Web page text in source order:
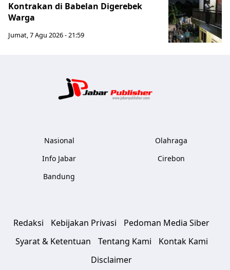
Kontrakan di Babelan Digerebek
Warga
Jumat, 7 Agu 2026 - 21:59
Nasional
Info Jabar
Bandung
Olahraga
Cirebon
Redaksi Kebijakan Privasi
Pedoman Media Siber
Syarat & Ketentuan
Tentang Kami
Kontak Kami
Disclaimer